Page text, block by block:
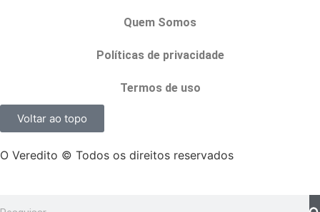
Quem Somos
Políticas de privacidade
Termos de uso
Voltar ao topo
O Veredito © Todos os direitos reservados